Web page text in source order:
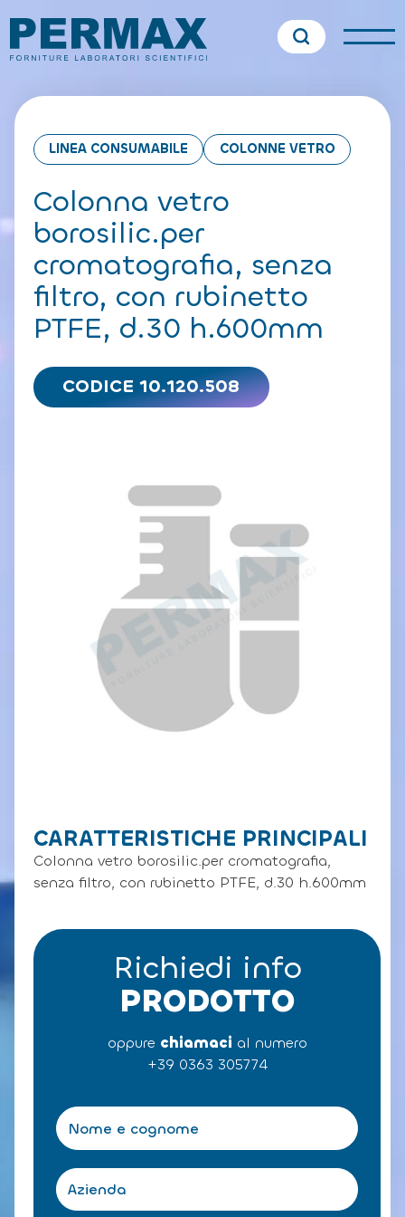
LINEA CONSUMABILE COLONNE VETRO
Colonna vetro
borosilic.per
cromatografia, senza
filtro, con rubinetto
PTFE, d.30 h.600mm
CODICE 10.120.508
CARATTERISTICHE PRINCIPALI
Colonna vetro borosilic.per cromatografia,
senza filtro, con rubinetto PTFE, d.30 h.600mm
Richiedi info
PRODOTTO
oppure chiamaci al numero
+39 0363 305774
N
o
m
e
e
c
A
z